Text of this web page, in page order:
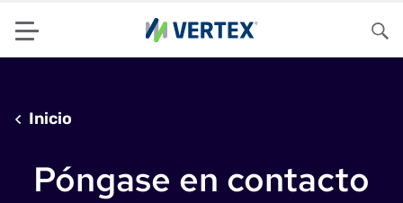
Menu
Inicio
Póngase en contacto